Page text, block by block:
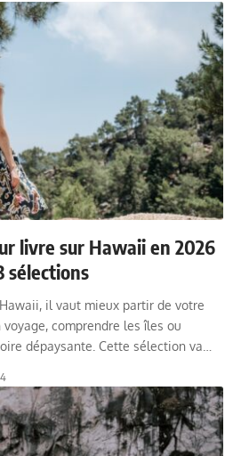
livre sur Hawaii en 2026
sélections
il vaut mieux partir de votre
comprendre les îles ou
dépaysante. Cette sélection va…